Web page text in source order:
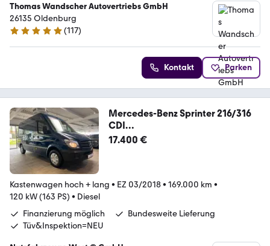
Thomas Wandscher Autovertriebs GmbH
26135 Oldenburg
4.8 Sterne
(117)
Kontakt Parken
Mercedes-Benz Sprinter 216/316
CDI
Hoch+Lang*Garantie*AHK=3.T*
17.400 €
Kastenwagen hoch + lang • EZ 03/2018• 169.000 km •
120 kW (163 PS) • Diesel
Finanzierung möglich
Bundesweite Lieferung
Tüv&Inspektion=NEU